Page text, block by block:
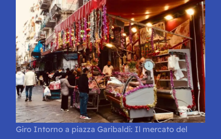
Giro Intorno a piazza Garibaldi: Il mercato del